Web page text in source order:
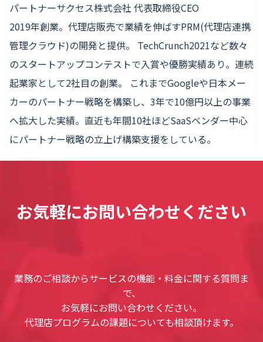
パートナーサクセス株式会社 代表取締役CEO
2019年創業。代理店販売で業績を伸ばすPRM(代理店連携
管理クラウド)の開発と提供。 TechCrunch2021など数々
のスタートアップコンテストで入賞や優勝実績あり。連続
起業家として2社目の創業。 これまでGoogleや日本メー
カーのパートナー戦略を構築し、3年で10億円以上の事業
へ拡大した実績。直近も年間10社ほどSaaSベンダー中心
にパートナー戦略の立上げ構築支援をしている。
お気軽にお問い合わせください
業務のご相談からサービスの機能・料金に関する質問ま
で、
お気軽にお問い合わせください。
代理店プログラムの課題についても相談頂けます。